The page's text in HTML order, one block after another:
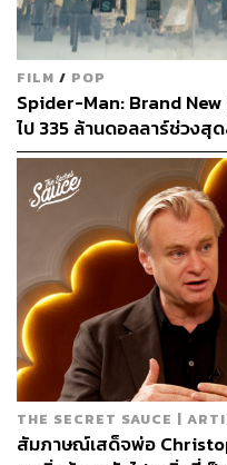
สตูดิโอหนังต่างๆ พยายาม
ระหว่างการนั่งดูหนังที่บ้า
IMAX และแว่นสามมิติจึงท
ง่ายดาย ดังนั้นเราจึงได้เห็
ตลอดเวลา และมีการผลิต
อย่างต่อเนื่อง พวกเขาพย
มากกว่าสร้างหนัง เพื่อให้
Home Entertainment
FILM / POP
Spider-Man: Brand New
ไป 335 ล้านดอลลาร์ช่วงสุ
THE SECRET SAUCE |
สัมภาษณ์เสด็จพ่อ